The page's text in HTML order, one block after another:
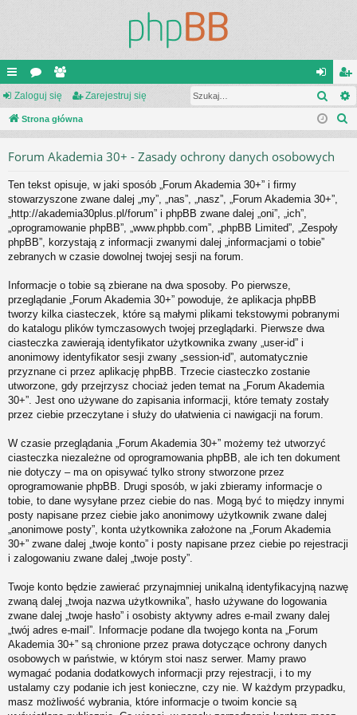
ię
ce
or
a
ży
tk
ni
cy
al
og
ar
ej
Zaloguj się Zarejestruj się
Strona główna
Forum Akademia 30+ - Zasady ochrony danych osobowych
Ten tekst opisuje, w jaki sposób „Forum Akademia 30+” i firmy
stowarzyszone zwane dalej „my”, „nas”, „nasz”, „Forum Akademia 30+”,
„http://akademia30plus.pl/forum” i phpBB zwane dalej „oni”, „ich”,
„oprogramowanie phpBB”, „www.phpbb.com”, „phpBB Limited”, „Zespoły
phpBB”, korzystają z informacji zwanymi dalej „informacjami o tobie”
zebranych w czasie dowolnej twojej sesji na forum.
Informacje o tobie są zbierane na dwa sposoby. Po pierwsze,
przeglądanie „Forum Akademia 30+” powoduje, że aplikacja phpBB
tworzy kilka ciasteczek, które są małymi plikami tekstowymi pobranymi
do katalogu plików tymczasowych twojej przeglądarki. Pierwsze dwa
ciasteczka zawierają identyfikator użytkownika zwany „user-id” i
anonimowy identyfikator sesji zwany „session-id”, automatycznie
przyznane ci przez aplikację phpBB. Trzecie ciasteczko zostanie
utworzone, gdy przejrzysz chociaż jeden temat na „Forum Akademia
30+”. Jest ono używane do zapisania informacji, które tematy zostały
przez ciebie przeczytane i służy do ułatwienia ci nawigacji na forum.
W czasie przeglądania „Forum Akademia 30+” możemy też utworzyć
ciasteczka niezależne od oprogramowania phpBB, ale ich ten dokument
nie dotyczy – ma on opisywać tylko strony stworzone przez
oprogramowanie phpBB. Drugi sposób, w jaki zbieramy informacje o
tobie, to dane wysyłane przez ciebie do nas. Mogą być to między innymi
posty napisane przez ciebie jako anonimowy użytkownik zwane dalej
„anonimowe posty”, konta użytkownika założone na „Forum Akademia
30+” zwane dalej „twoje konto” i posty napisane przez ciebie po rejestracji
i zalogowaniu zwane dalej „twoje posty”.
Twoje konto będzie zawierać przynajmniej unikalną identyfikacyjną nazwę
zwaną dalej „twoja nazwa użytkownika”, hasło używane do logowania
zwane dalej „twoje hasło” i osobisty aktywny adres e-mail zwany dalej
„twój adres e-mail”. Informacje podane dla twojego konta na „Forum
Akademia 30+” są chronione przez prawa dotyczące ochrony danych
osobowych w państwie, w którym stoi nasz serwer. Mamy prawo
wymagać podania dodatkowych informacji przy rejestracji, i to my
ustalamy czy podanie ich jest konieczne, czy nie. W każdym przypadku,
masz możliwość wybrania, które informacje o twoim koncie są